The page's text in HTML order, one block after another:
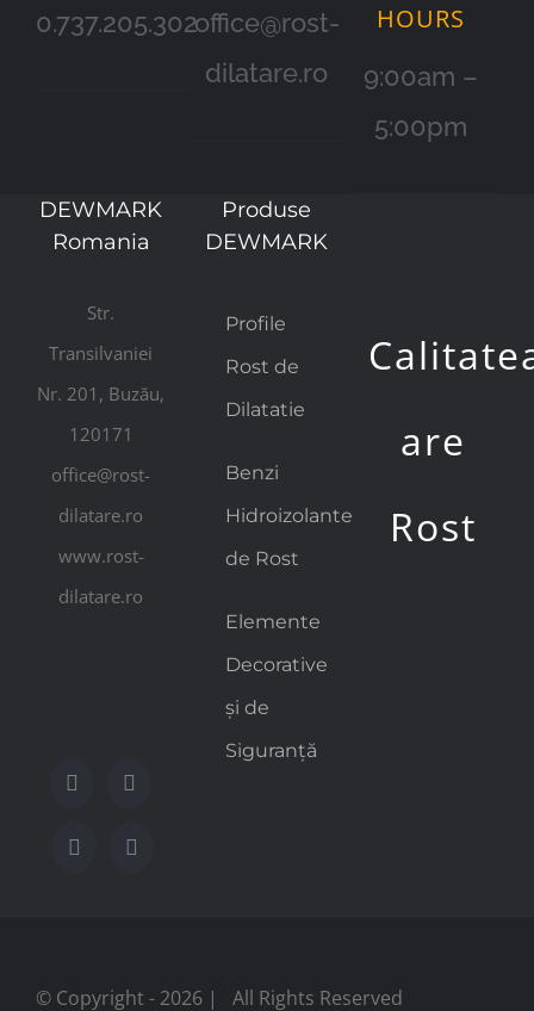
0.737.205.302office@rost-
dilatare.ro
HOURS
9:00am –
5:00pm
DEWMARK
Romania
Str.
Transilvaniei
Nr. 201, Buzău,
120171
office@rost-
dilatare.ro
www.rost-
dilatare.ro
Produse
DEWMARK
Profile
Rost de
Dilatatie
Benzi
Hidroizolante
de Rost
Elemente
Decorative
și de
Siguranță
are
Rost
© Copyright - 2026 | All Rights Reserved